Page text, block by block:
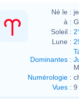
Né le :
à :
Soleil :
Lune :
Dominantes :
Numérologie :
Vues : 9